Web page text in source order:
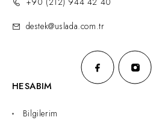
destek@uslada.com.tr
HESABIM
Bilgilerim